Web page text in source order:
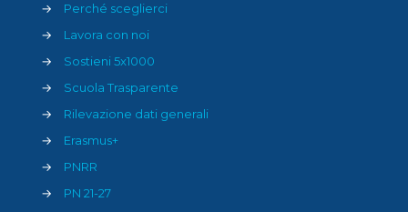
→
Perché sceglierci
→
Lavora con noi
→
Sostieni 5x1000
→
Scuola Trasparente
→
Rilevazione dati generali
→
Erasmus+
→
PNRR
→
PN 21-27